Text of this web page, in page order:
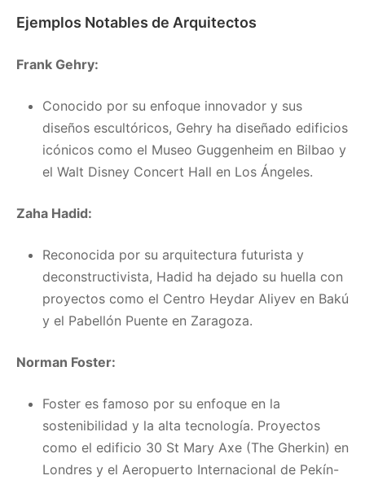
Ejemplos Notables de Arquitectos
Frank Gehry:
Conocido por su enfoque innovador y sus
diseños escultóricos, Gehry ha diseñado edificios
icónicos como el Museo Guggenheim en Bilbao y
el Walt Disney Concert Hall en Los Ángeles.
Zaha Hadid:
Reconocida por su arquitectura futurista y
deconstructivista, Hadid ha dejado su huella con
proyectos como el Centro Heydar Aliyev en Bakú
y el Pabellón Puente en Zaragoza.
Norman Foster:
Foster es famoso por su enfoque en la
sostenibilidad y la alta tecnología. Proyectos
como el edificio 30 St Mary Axe (The Gherkin) en
Londres y el Aeropuerto Internacional de Pekín-